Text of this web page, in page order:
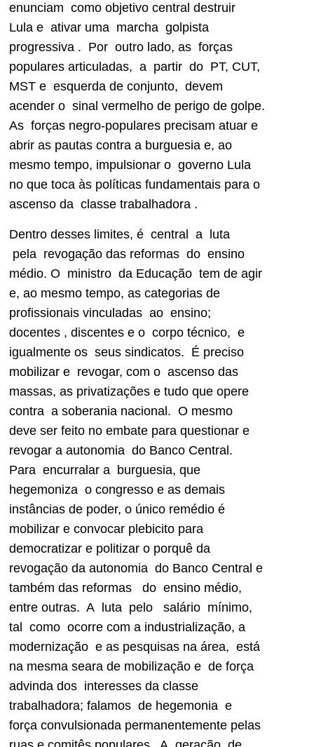
enunciam como objetivo central destruir
Lula e ativar uma marcha golpista
progressiva . Por outro lado, as forças
populares articuladas, a partir do PT, CUT,
MST e esquerda de conjunto, devem
acender o sinal vermelho de perigo de golpe.
As forças negro-populares precisam atuar e
abrir as pautas contra a burguesia e, ao
mesmo tempo, impulsionar o governo Lula
no que toca às políticas fundamentais para o
ascenso da classe trabalhadora .
Dentro desses limites, é central a luta
pela revogação das reformas do ensino
médio. O ministro da Educação tem de agir
e, ao mesmo tempo, as categorias de
profissionais vinculadas ao ensino;
docentes , discentes e o corpo técnico, e
igualmente os seus sindicatos. É preciso
mobilizar e revogar, com o ascenso das
massas, as privatizações e tudo que opere
contra a soberania nacional. O mesmo
deve ser feito no embate para questionar e
revogar a autonomia do Banco Central.
Para encurralar a burguesia, que
hegemoniza o congresso e as demais
instâncias de poder, o único remédio é
mobilizar e convocar plebicito para
democratizar e politizar o porquê da
revogação da autonomia do Banco Central e
também das reformas do ensino médio,
entre outras. A luta pelo salário mínimo,
tal como ocorre com a industrialização, a
modernização e as pesquisas na área, está
na mesma seara de mobilização e de força
advinda dos interesses da classe
trabalhadora; falamos de hegemonia e
força convulsionada permanentemente pelas